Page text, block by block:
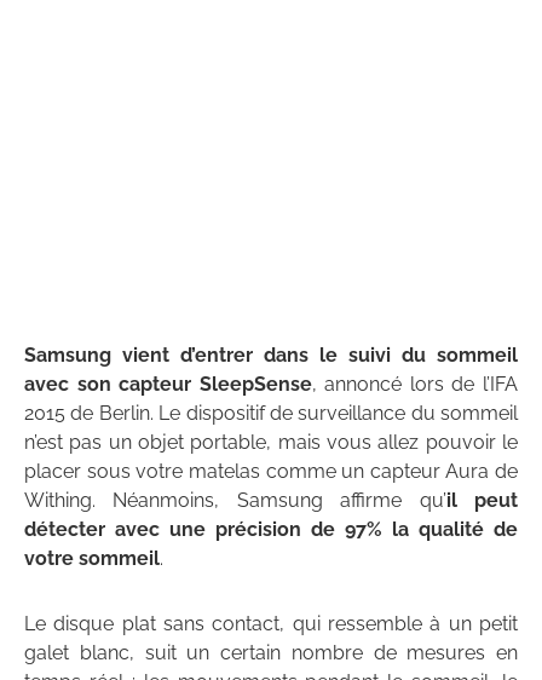
Samsung vient d’entrer dans le suivi du sommeil
avec son capteur SleepSense, annoncé lors de l’IFA
2015 de Berlin. Le dispositif de surveillance du sommeil
n’est pas un objet portable, mais vous allez pouvoir le
placer sous votre matelas comme un capteur Aura de
Withing. Néanmoins, Samsung affirme qu’il peut
détecter avec une précision de 97% la qualité de
votre sommeil.
Le disque plat sans contact, qui ressemble à un petit
galet blanc, suit un certain nombre de mesures en